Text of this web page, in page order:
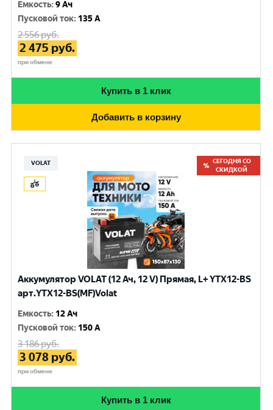
Емкость:9 Ач
Пусковой ток: 135 A
2 556руб.
2 475 руб.
при обмене
Купить в 1 клик
Добавить в корзину
VOLAT
СЕГОДНЯ СО
СКИДКОЙ
Аккумулятор VOLAT (12 Ач, 12 V) Прямая, L+ YTX12-BS
арт.YTX12-BS(MF)Volat
Емкость: 12 Ач
Пусковой ток: 150 A
3 186руб.
3 078 руб.
при обмене
Купить в 1 клик